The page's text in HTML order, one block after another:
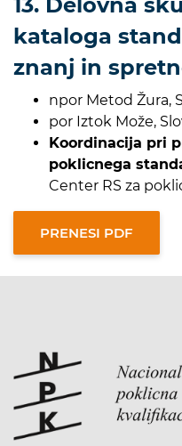
kataloga
znanj in
npor Metod Žura,
por Iztok Može,
Koordinacija pri
poklicnega
Center RS za